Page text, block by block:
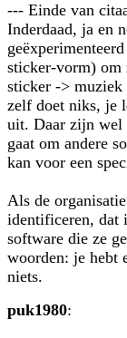
--- Einde van
Inderdaad, ja en
sticker-vorm) om
sticker -> muziek
zelf doet niks, je
uit. Daar zijn wel
gaat om andere
kan voor een
Als de
identificeren, dat
software die ze
woorden: je hebt
niets.
puk1980: